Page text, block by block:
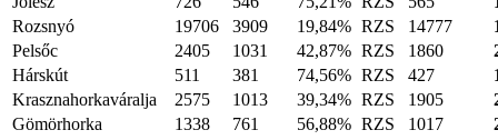
Rozsnyó
19706 3909 19,84% RZS 14777
Pelsőc
2405 1031 42,87% RZS 1860
Hárskút
511 381 74,56% RZS 427
Krasznahorkaváralja
2575 1013 39,34% RZS 1905
Gömörhorka
1338 761 56,88% RZS 1017